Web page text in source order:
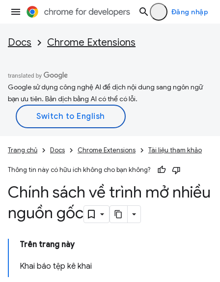
Đăng nhập
Docs Chrome Extensions
Google sử dụng công nghệ AI để dịch nội dung sang ngôn ngữ
bạn ưu tiên. Bản dịch bằng AI có thể có lỗi.
Trang chủ Docs Chrome Extensions Tài liệu tham khảo
Thông tin này có hữu ích không cho bạn không?
Chính sách về trình mở nhiều
nguồn gốc
Trên trang này
Khai báo tệp kê khai